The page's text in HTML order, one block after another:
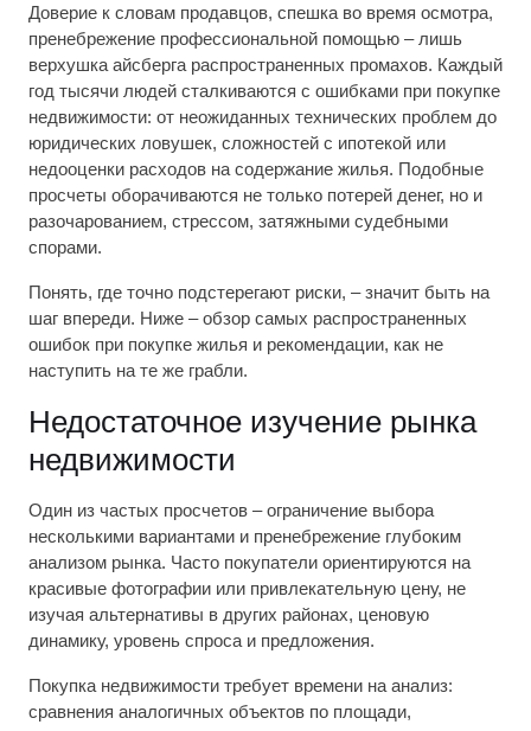
Доверие к словам продавцов, спешка во время осмотра,
пренебрежение профессиональной помощью – лишь
верхушка айсберга распространенных промахов. Каждый
год тысячи людей сталкиваются с ошибками при покупке
недвижимости: от неожиданных технических проблем до
юридических ловушек, сложностей с ипотекой или
недооценки расходов на содержание жилья. Подобные
просчеты оборачиваются не только потерей денег, но и
разочарованием, стрессом, затяжными судебными
спорами.
Понять, где точно подстерегают риски, – значит быть на
шаг впереди. Ниже – обзор самых распространенных
ошибок при покупке жилья и рекомендации, как не
наступить на те же грабли.
Недостаточное изучение рынка
недвижимости
Один из частых просчетов – ограничение выбора
несколькими вариантами и пренебрежение глубоким
анализом рынка. Часто покупатели ориентируются на
красивые фотографии или привлекательную цену, не
изучая альтернативы в других районах, ценовую
динамику, уровень спроса и предложения.
Покупка недвижимости требует времени на анализ:
сравнения аналогичных объектов по площади,